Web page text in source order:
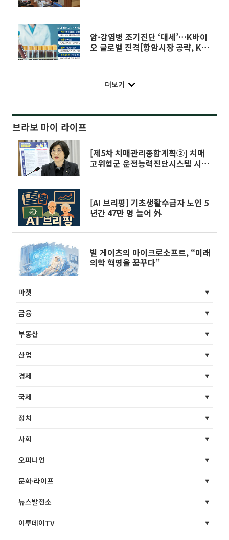
암·감염병 조기진단 ‘대세’…K바이
오 글로벌 진격[항암시장 공략, K바
더보기
브라보 마이 라이프
[제5차 치매관리종합계획②] 치매
고위험군 운전능력진단시스템 시범
[AI 브리핑] 기초생활수급자 노인 5
년간 47만 명 늘어 外
빌 게이츠의 마이크로소프트, “미래
의학 혁명을 꿈꾸다”
마켓
금융
부동산
산업
경제
국제
정치
사회
오피니언
문화·라이프
뉴스발전소
이투데이TV